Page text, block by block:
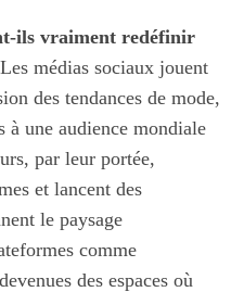
ils vraiment redéfinir
Les médias sociaux jouent
des tendances de mode,
à une audience mondiale
par leur portée,
et lancent des
le paysage
comme
des espaces où